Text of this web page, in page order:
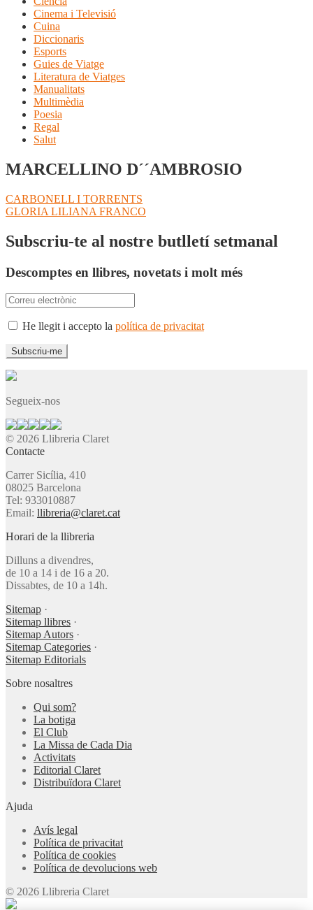
Cinema i Televisió
Cuina
Diccionaris
Esports
Guies de Viatge
Literatura de Viatges
Manualitats
Multimèdia
Poesia
Regal
Salut
MARCELLINO D´´AMBROSIO
Navegació
d'entrades
Entrada
anterior:
CARBONELL I TORRENTS
Pròxima
GLORIA LILIANA FRANCO
Subscriu-te al nostre butlletí setmanal
Descomptes en llibres, novetats i molt més
He llegit i accepto la política de privacitat
Segueix-nos
© 2026 Llibreria Claret
Contacte
Carrer Sicília, 410
08025 Barcelona
Tel: 933010887
Email: llibreria@claret.cat
Horari de la llibreria
Dilluns a divendres,
de 10 a 14 i de 16 a 20.
Dissabtes, de 10 a 14h.
Sitemap ·
Sitemap llibres ·
Sitemap Autors ·
Sitemap Categories ·
Sitemap Editorials
Sobre nosaltres
Qui som?
La botiga
El Club
La Missa de Cada Dia
Activitats
Editorial Claret
Distribuïdora Claret
Ajuda
Avís legal
Política de privacitat
Política de cookies
Política de devolucions web
© 2026 Llibreria Claret